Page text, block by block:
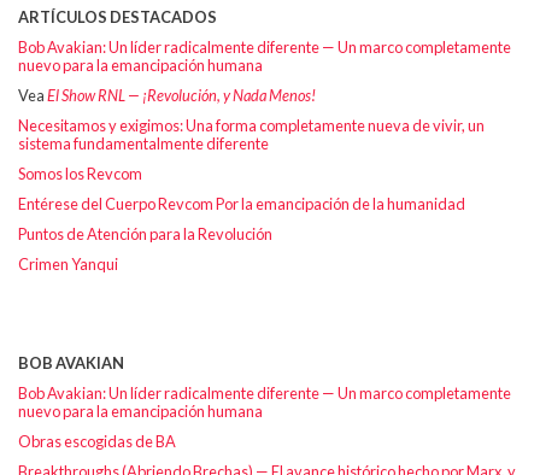
ARTÍCULOS DESTACADOS
Bob Avakian: Un líder radicalmente diferente — Un marco completamente
nuevo para la emancipación humana
VeaEl Show RNL — ¡Revolución, y Nada Menos!
Necesitamos y exigimos: Una forma completamente nueva de vivir, un
sistema fundamentalmente diferente
Somos los Revcom
Entérese del Cuerpo Revcom Por la emancipación de la humanidad
Puntos de Atención para la Revolución
Crimen Yanqui
BOB AVAKIAN
Bob Avakian: Un líder radicalmente diferente — Un marco completamente
nuevo para la emancipación humana
Obras escogidas de BA
Breakthroughs (Abriendo Brechas) — El avance histórico hecho por Marx, y